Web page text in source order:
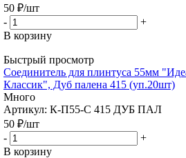
50 ₽/шт
-
+
В корзину
Быстрый просмотр
Соединитель для плинтуса 55мм
Классик", Дуб палена 415 (уп.20шт)
Много
Артикул: К-П55-С 415 ДУБ ПАЛ
50 ₽/шт
-
+
В корзину